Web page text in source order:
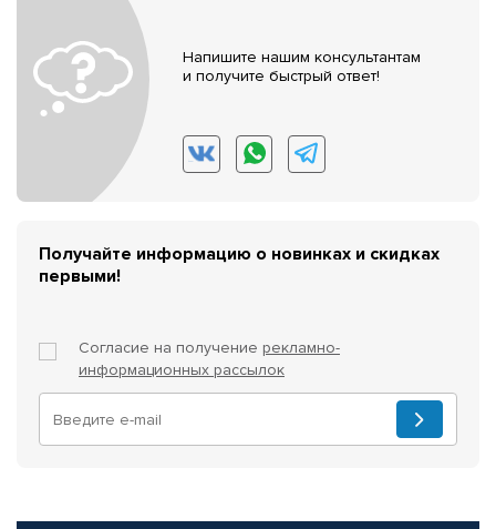
Напишите нашим консультантам
и получите быстрый ответ!
Получайте информацию о новинках и скидках
первыми!
Согласие на получение рекламно-
информационных рассылок